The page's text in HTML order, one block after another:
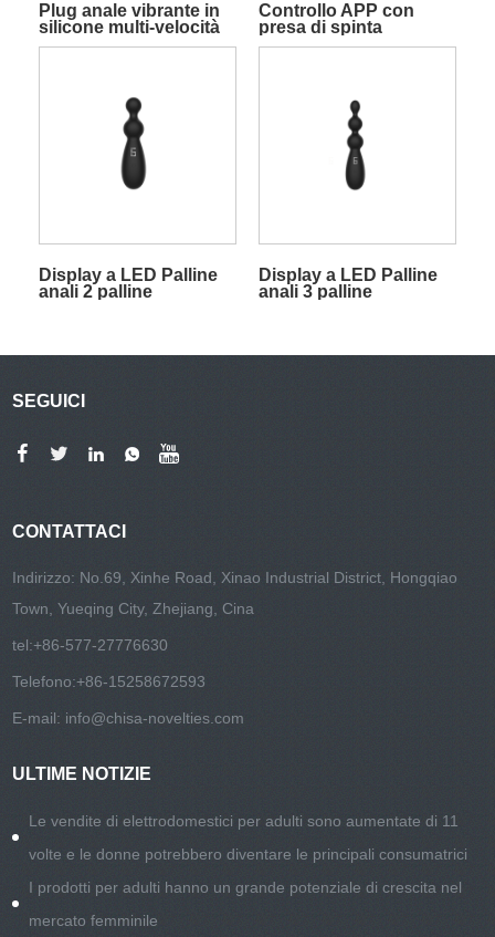
Plug anale vibrante in
silicone multi-velocità
con telecomando
Controllo APP con
presa di spinta
Display a LED Palline
anali 2 palline
Display a LED Palline
anali 3 palline
SEGUICI
CONTATTACI
Indirizzo: No.69, Xinhe Road, Xinao Industrial District, Hongqiao
Town, Yueqing City, Zhejiang, Cina
tel:+86-577-27776630
Telefono:+86-15258672593
E-mail: info@chisa-novelties.com
ULTIME NOTIZIE
Le vendite di elettrodomestici per adulti sono aumentate di 11
volte e le donne potrebbero diventare le principali consumatrici
I prodotti per adulti hanno un grande potenziale di crescita nel
mercato femminile